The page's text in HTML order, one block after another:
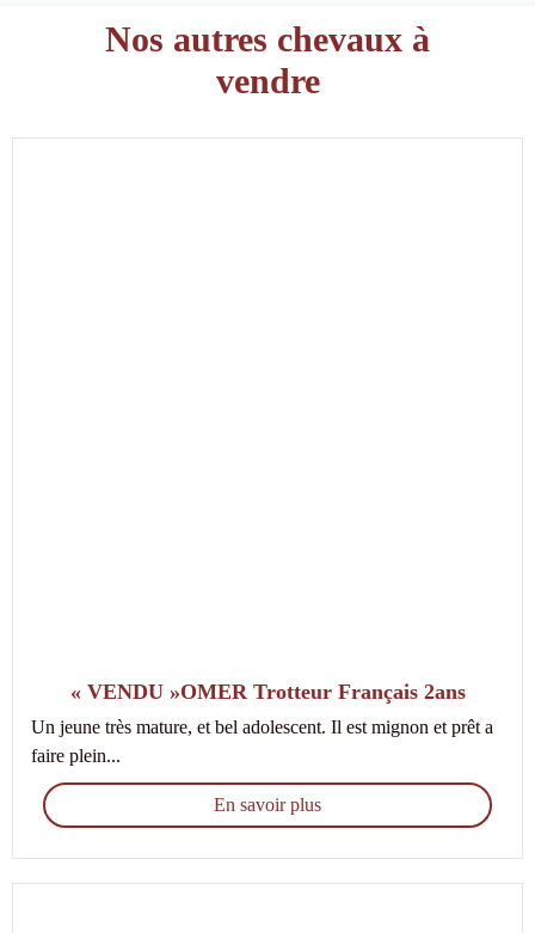
Nos autres chevaux à
vendre
« VENDU »OMER Trotteur Français 2ans
Un jeune très mature, et bel adolescent. Il est mignon et prêt a
faire plein...
En savoir plus